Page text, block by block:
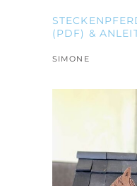
(PDF) &
SIMONE